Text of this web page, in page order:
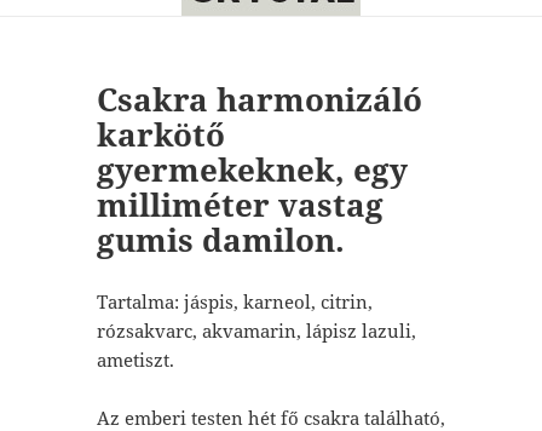
ELÉRHETŐSÉG
ONLINE GYÓGYÍTÁS,TANÁCSADÁS
FREE
Csakra harmonizáló
karkötő
gyermekeknek, egy
milliméter vastag
gumis damilon.
Tartalma: jáspis, karneol, citrin,
rózsakvarc, akvamarin, lápisz lazuli,
ametiszt.
Az emberi testen hét fő csakra található,